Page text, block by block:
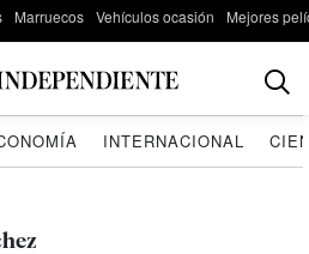
Marruecos Vehículos ocasión Mejores
INTERNACIONAL